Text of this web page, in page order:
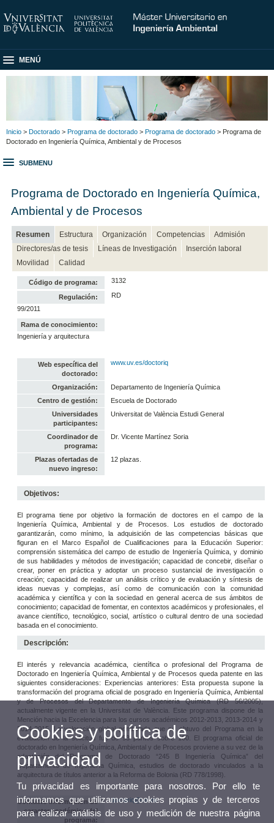
MENÚ
Inicio > Doctorado > Programa de doctorado > Programa de doctorado > Programa de
Doctorado en Ingeniería Química, Ambiental y de Procesos
SUBMENU
Programa de Doctorado en Ingeniería Química,
Ambiental y de Procesos
Resumen Estructura Organización Competencias
Admisión
Directores/as de tesis
Líneas de Investigación
Inserción laboral
Movilidad
Calidad
Código de programa: 3132
Regulación:
RD
99/2011
Rama de conocimiento:
Ingeniería y arquitectura
Web específica del
doctorado:
www.uv.es/doctoriq
Organización:
Departamento de Ingeniería Química
Centro de gestión:
Escuela de Doctorado
Universidades
participantes:
Universitat de València Estudi General
Coordinador de
programa:
Dr. Vicente Martínez Soria
Plazas ofertadas de
nuevo ingreso:
12 plazas.
Objetivos:
El programa tiene por objetivo la formación de doctores en el campo de la
Ingeniería Química, Ambiental y de Procesos. Los estudios de doctorado
garantizarán, como mínimo, la adquisición de las competencias básicas que
figuran en el Marco Español de Cualificaciones para la Educación Superior:
comprensión sistemática del campo de estudio de Ingeniería Química, y dominio
de sus habilidades y métodos de investigación; capacidad de concebir, diseñar o
crear, poner en práctica y adoptar un proceso sustancial de investigación o
creación; capacidad de realizar un análisis crítico y de evaluación y síntesis de
ideas nuevas y complejas, así como de comunicación con la comunidad
académica y científica y con la sociedad en general acerca de sus ámbitos de
conocimiento; capacidad de fomentar, en contextos académicos y profesionales, el
avance científico, tecnológico, social, artístico o cultural dentro de una sociedad
basada en el conocimiento.
Descripción:
El interés y relevancia académica, científica o profesional del Programa de
Doctorado en Ingeniería Química, Ambiental y de Procesos queda patente en las
siguientes consideraciones: Experiencias anteriores: Esta propuesta supone la
transformación del programa oficial de posgrado en Ingeniería Química, Ambiental
y de Procesos del Departamento de Ingeniería Química (RD 56/2005),
actualmente vigente en la Universitat de València. Este programa dispone de la
Mención hacia la Excelencia para los cursos académicos 2012-2013, 2013-2014 y
2014-2015. La valoración global ponderada que se obtuvo del Programa en la
evaluación de la solicitud fue de 93 puntos sobre 100. El programa oficial de
doctorado en Ingeniería Química, Ambiental y de Procesos proviene a su vez de la
adaptación del Programa de Doctorado “245 B Ingeniería Química” del
Departamento de Ingeniería Química, estudios de doctorado vinculados a la
arquitectura de títulos anterior a la Reforma de Bolonia (RD 778/1998).
Contacto información de
caracter académico del
programa:
doctoriq@uv.es
Cookies y política de
privacidad
Tu privacidad es importante para nosotros. Por ello te
informamos que utilizamos cookies propias y de terceros
para realizar análisis de uso y medición de nuestra página